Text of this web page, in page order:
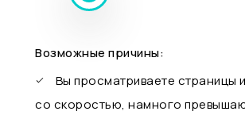
Возможные причины:
Вы просматриваете страницы
со скоростью, намного